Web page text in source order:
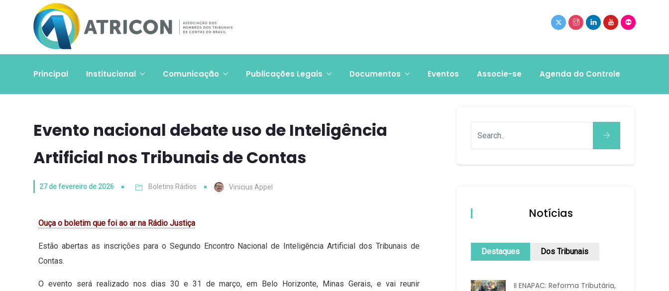
Principal Institucional Comunicação Publicações Legais Documentos Eventos Associe-se Agenda do Controle
Evento nacional debate uso de Inteligência
Artificial nos Tribunais de Contas
27 de fevereiro de 2026 Boletins Rádios Vinicius Appel
Ouça o boletim que foi ao ar na Rádio Justiça
Estão abertas as inscrições para o Segundo Encontro Nacional de Inteligência Artificial dos Tribunais de
Contas.
O evento será realizado nos dias 30 e 31 de março, em Belo Horizonte, Minas Gerais, e vai reunir
Notícias
Destaques Dos Tribunais
II ENAPAC: Reforma Tributária,